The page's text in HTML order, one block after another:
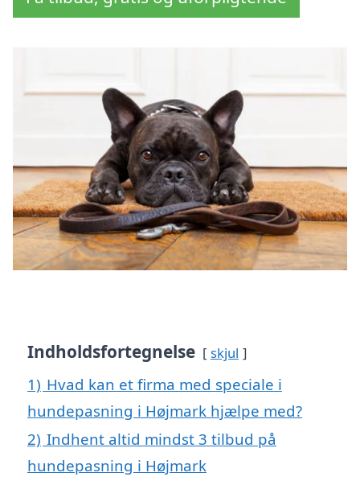
Indholdsfortegnelse skjul
1) Hvad kan et firma med speciale i
hundepasning i Højmark hjælpe med?
2) Indhent altid mindst 3 tilbud på
hundepasning i Højmark